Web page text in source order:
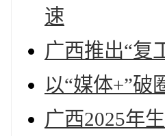
速
广西推出“复
以“媒体+”破
广西2025年